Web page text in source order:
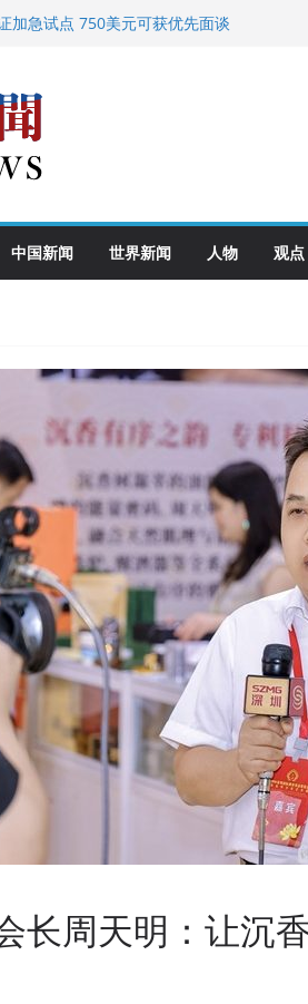
加急试点 750美元可获优先面谈
锋邀请美国老教师罗纳德·萨科尔斯基再次访
长周天明：让沉香有序走向世界
中国新闻 世界新闻 人物 观点
长周天明：让沉